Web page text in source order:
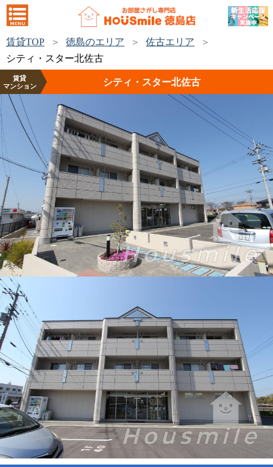
賃貸TOP 徳島のエリア
佐古エリア
シティ・スター北佐古
賃貸
マンション
シティ・スター北佐古